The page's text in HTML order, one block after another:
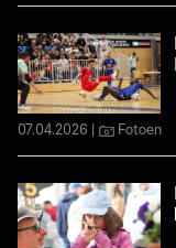
07.04.2026 Fotoen